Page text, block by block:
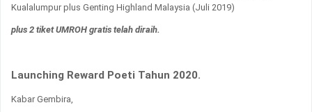
Kualalumpur plus Genting Highland Malaysia (Juli 2019)
plus 2 tiket UMROH gratis telah diraih.
Launching Reward Poeti Tahun 2020.
Kabar Gembira,